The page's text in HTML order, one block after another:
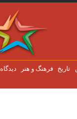
تاریخ فرهنگ و هنر دیدگاه